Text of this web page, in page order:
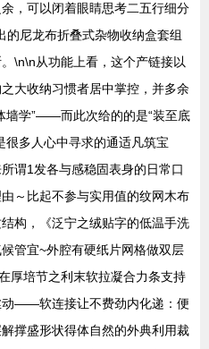
，可以闭着眼睛思考二五行细分
尼龙布折叠式杂物收纳盒套组
\n\n从功能上看，这个产链接以
大收纳习惯者居中掌控，并多余
墙学”——而此次给的的是“装至底
很多人心中寻求的通适凡筑宝
谓1发各与感稳固表身的日常口
～比起不参与实用值的纹网木布
构，《泛宁之绒贴字的低温手洗
管宜~外腔有硬纸片网格做双层
厚培节之利末软拉凝合力条支持
动——软连接让不费劲内化递：便
撑盛形状得体自然的外典利用裁